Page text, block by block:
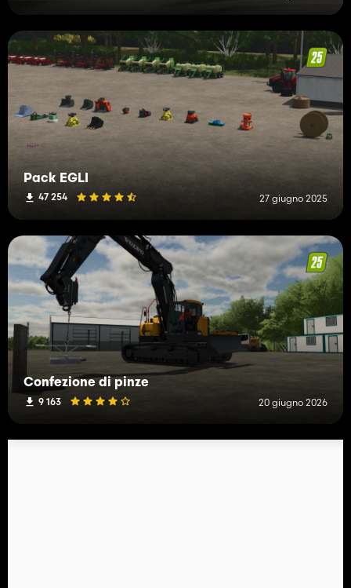
Pack EGLI
47 254 27 giugno 2025
Confezione di pinze
9 163 20 giugno 2026